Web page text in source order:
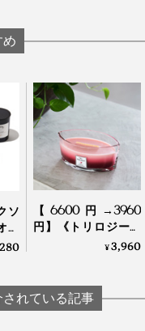
ため、色はひとつず
らのお楽しみ。
コルクをアップサイク
め
ソ
ー
然
ャ
【6600円→3960
円】《トリロジーハ
ースウィック》まる
製芯と3層の香りの
変化が楽しめる「ア
¥3,960
れている記事